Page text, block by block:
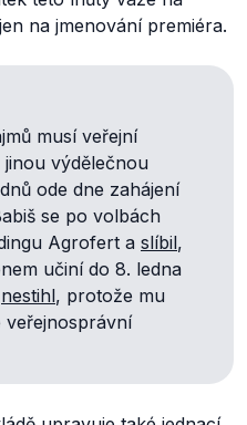
na jmenování premiéra.
musí veřejní
jinou výdělečnou
ode dne zahájení
se po volbách
Agrofert a slíbil,
učiní do 8. ledna
nestihl, protože mu